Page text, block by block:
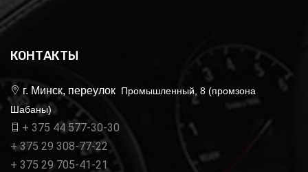
КОНТАКТЫ
г. Минск, переулок Промышленный, 8 (промзона
Шабаны)
+ 375 44 577-30-30
+ 375 29 308-77-22
+ 375 29 705-41-21